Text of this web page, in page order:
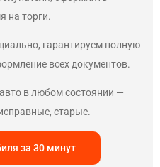
на торги.
гарантируем полную
всех документов.
в любом состоянии —
старые.
за 30 минут